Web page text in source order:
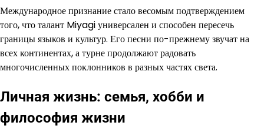
Международное признание стало весомым подтверждением
того, что талант Miyagi универсален и способен пересечь
границы языков и культур. Его песни по-прежнему звучат на
всех континентах, а турне продолжают радовать
многочисленных поклонников в разных частях света.
Личная жизнь: семья, хобби и
философия жизни